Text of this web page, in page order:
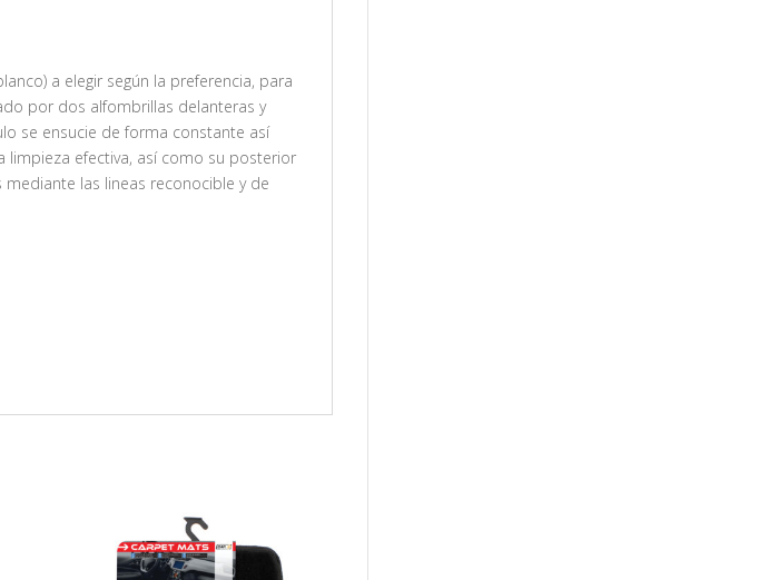
a elegir según la preferencia, para
por dos alfombrillas delanteras y
se ensucie de forma constante así
efectiva, así como su posterior
las lineas reconocible y de